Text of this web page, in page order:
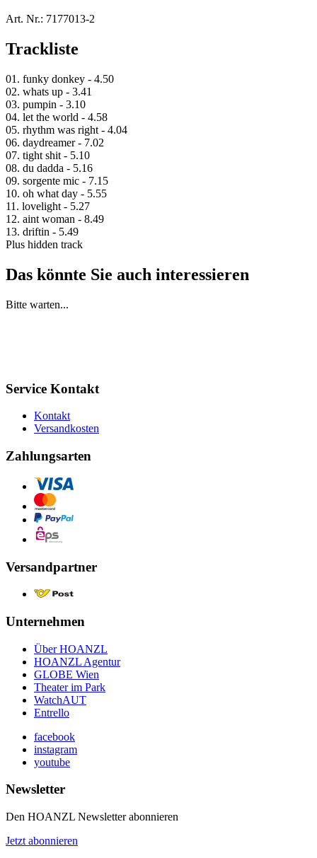
Art. Nr.: 7177013-2
Trackliste
01. funky donkey - 4.50
02. whats up - 3.41
03. pumpin - 3.10
04. let the world - 4.58
05. rhythm was right - 4.04
06. daydreamer - 7.02
07. tight shit - 5.10
08. du dadda - 5.16
09. sorgente mic - 7.15
10. oh what day - 5.55
11. lovelight - 5.27
12. aint woman - 8.49
13. driftin - 5.49
Plus hidden track
Das könnte Sie auch interessieren
Bitte warten...
Service Kontakt
Kontakt
Versandkosten
Zahlungsarten
Versandpartner
Unternehmen
Über HOANZL
HOANZL Agentur
GLOBE Wien
Theater im Park
WatchAUT
Entrello
facebook
instagram
youtube
Newsletter
Den HOANZL Newsletter abonnieren
Jetzt abonnieren